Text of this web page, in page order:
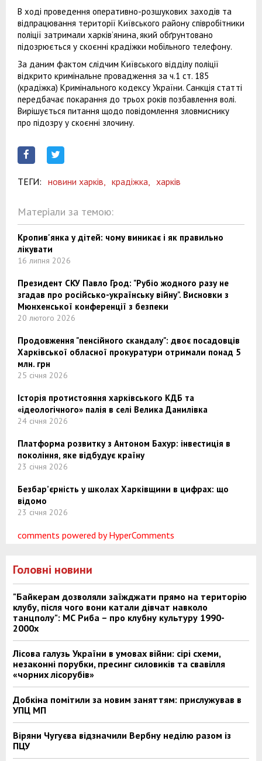
В ході проведення оперативно-розшукових заходів та
відпрацювання території Київського району співробітники
поліції затримали харків’янина, який обґрунтовано
підозрюється у скоєнні крадіжки мобільного телефону.
За даним фактом слідчим Київського відділу поліції
відкрито кримінальне провадження за ч.1 ст. 185
(крадіжка) Кримінального кодексу України. Санкція статті
передбачає покарання до трьох років позбавлення волі.
Вирішується питання щодо повідомлення зловмиснику
про підозру у скоєнні злочину.
ТЕГИ: новини харків, крадіжка, харків
Матеріали за темою:
Кропив'янка у дітей: чому виникає і як правильно
лікувати
16 липня 2026
Президент СКУ Павло Грод: "Рубіо жодного разу не
згадав про російсько-українську війну". Висновки з
Мюнхенської конференції з безпеки
20 лютого 2026
Продовження "пенсійного скандалу": двоє посадовців
Харківської обласної прокуратури отримали понад 5
млн. грн
25 січня 2026
Історія протистояння харківського КДБ та
«ідеологічного» палія в селі Велика Данилівка
24 січня 2026
Платформа розвитку з Антоном Бахур: інвестиція в
покоління, яке відбудує країну
23 січня 2026
Безбар’єрність у школах Харківщини в цифрах: що
відомо
23 січня 2026
comments powered by HyperComments
Головні новини
"Байкерам дозволяли заїжджати прямо на територію
клубу, після чого вони катали дівчат навколо
танцполу": МС Риба – про клубну культуру 1990-
2000х
Лісова галузь України в умовах війни: сірі схеми,
незаконні порубки, пресинг силовиків та свавілля
«чорних лісорубів»
Добкіна помітили за новим заняттям: прислужував в
УПЦ МП
Віряни Чугуєва відзначили Вербну неділю разом із
ПЦУ